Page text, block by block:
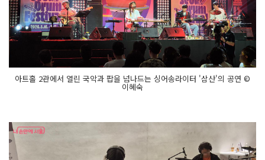
아트홀 2관에서 열린 국악과 팝을 넘나드는 싱어송라이터 '삼산'의 공연 ©
이혜숙